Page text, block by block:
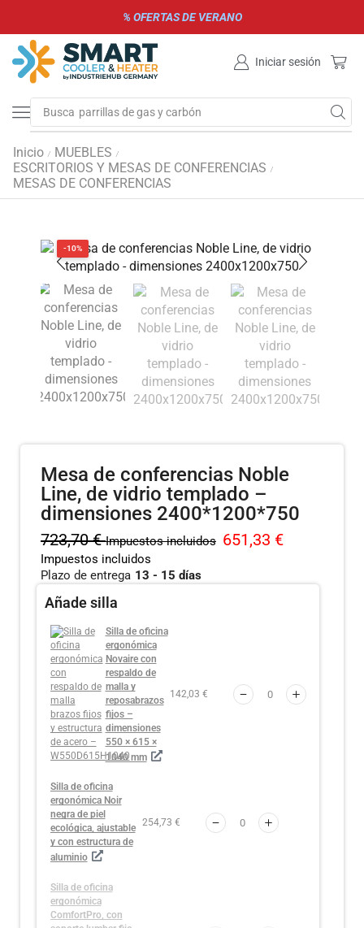
% OFERTAS DE VERANO
Iniciar sesión
Busca parrillas de gas y carbón
Inicio / MUEBLES /
ESCRITORIOS Y MESAS DE CONFERENCIAS /
MESAS DE CONFERENCIAS
-10%
Mesa de conferencias Noble
Line, de vidrio templado –
dimensiones 2400*1200*750
723,70€ Impuestos incluidos 651,33 €
Impuestos incluidos
Plazo de entrega 13 - 15 días
Añade silla
Silla de oficina
ergonómica
Novaire con
respaldo de
malla y
reposabrazos
fijos –
dimensiones
550 × 615 ×
1040 mm
142,03 €
Silla de oficina
ergonómica Noir
negra de piel
ecológica, ajustable
y con estructura de
aluminio
254,73 €
Silla de oficina
ergonómica
ComfortPro, con